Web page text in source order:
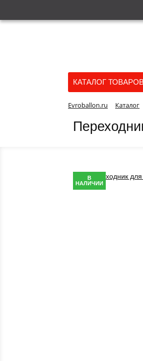
КАТАЛОГ
Evroballon.ru Каталог
В
НАЛИЧИИ